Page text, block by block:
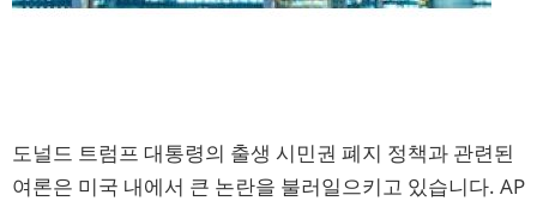
도널드 트럼프 대통령의 출생 시민권 폐지 정책과 관련된
여론은 미국 내에서 큰 논란을 불러일으키고 있습니다. AP